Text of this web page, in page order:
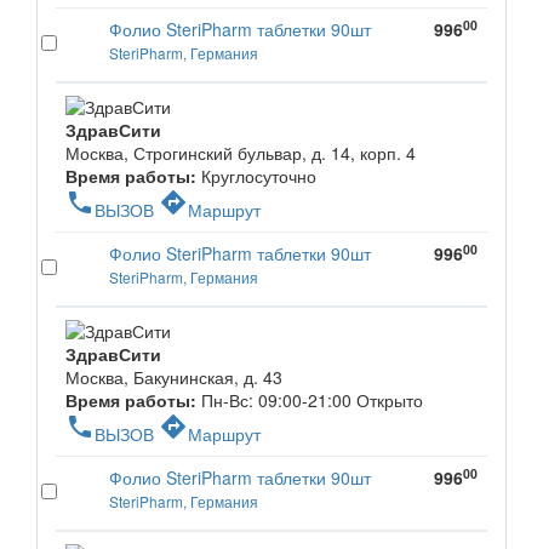
Фолио SteriPharm таблетки 90шт
SteriPharm, Германия
99600
ЗдравСити
Москва, Строгинский бульвар, д. 14, корп. 4
Время работы: Круглосуточно
phone ВЫЗОВ directionsМаршрут
Фолио SteriPharm таблетки 90шт
SteriPharm, Германия
99600
ЗдравСити
Москва, Бакунинская, д. 43
Время работы: Пн-Вс: 09:00-21:00 Открыто
phone ВЫЗОВ directionsМаршрут
Фолио SteriPharm таблетки 90шт
SteriPharm, Германия
99600